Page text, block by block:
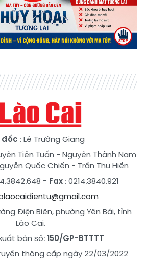
đốc : Lê Trường Giang
Tiến Tuấn - Nguyễn Thành Nam
Quốc Chiến - Trần Thu Hiền
- Fax : 0214.3840.921
Điện Biên, phường Yên Bái, tỉnh
Lào Cai.
bản số:150/GP-BTTTT
thông cấp ngày 22/03/2022